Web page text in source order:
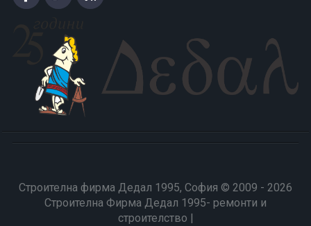
Строителна фирма Дедал 1995, София © 2009 - 2026
Строителна Фирма Дедал 1995- ремонти и
строителство |